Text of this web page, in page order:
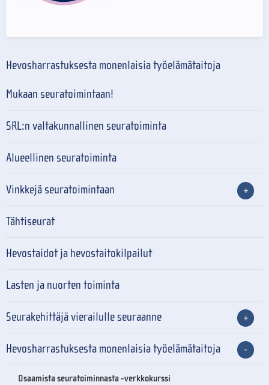
Hevosharrastuksesta monenlaisia työelämätaitoja
Mukaan seuratoimintaan!
SRL:n valtakunnallinen seuratoiminta
Alueellinen seuratoiminta
Vinkkejä seuratoimintaan
Tähtiseurat
Hevostaidot ja hevostaitokilpailut
Lasten ja nuorten toiminta
Seurakehittäjä vierailulle seuraanne
Hevosharrastuksesta monenlaisia työelämätaitoja
Osaamista seuratoiminnasta -verkkokurssi